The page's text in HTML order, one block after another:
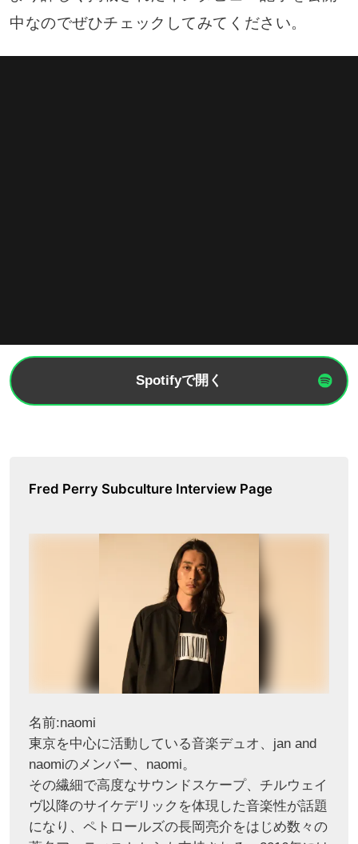
中なのでぜひチェックしてみてください。
Spotifyで開く
Fred Perry Subculture Interview Page
名前:naomi
東京を中心に活動している音楽デュオ、jan and
naomiのメンバー、naomi。
その繊細で高度なサウンドスケープ、チルウェイ
ヴ以降のサイケデリックを体現した音楽性が話題
になり、ペトロールズの長岡亮介をはじめ数々の